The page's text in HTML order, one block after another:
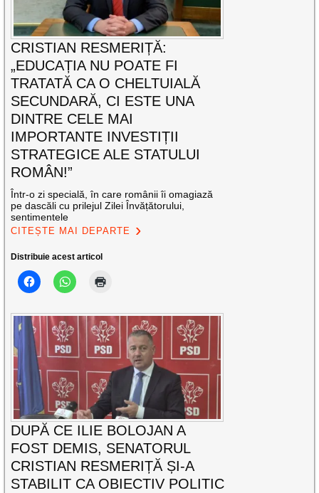
CRISTIAN RESMERIȚĂ:
„EDUCAȚIA NU POATE FI
TRATATĂ CA O CHELTUIALĂ
SECUNDARĂ, CI ESTE UNA
DINTRE CELE MAI
IMPORTANTE INVESTIȚII
STRATEGICE ALE STATULUI
ROMÂN!”
Într-o zi specială, în care românii îi omagiază
pe dascăli cu prilejul Zilei Învățătorului,
sentimentele
CITEȘTE MAI DEPARTE
Distribuie acest articol
DUPĂ CE ILIE BOLOJAN A
FOST DEMIS, SENATORUL
CRISTIAN RESMERIȚĂ ȘI-A
STABILIT CA OBIECTIV POLITIC